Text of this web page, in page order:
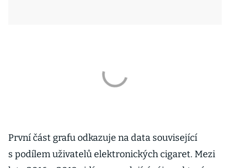
První část grafu odkazuje na data související
s podílem uživatelů elektronických cigaret. Mezi